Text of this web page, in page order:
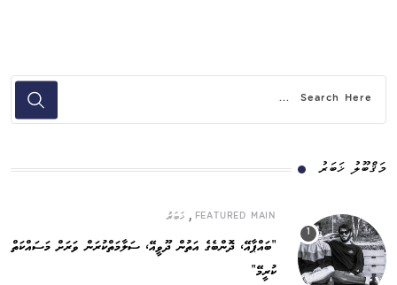
މަޤްބޫލު ޚަބަރު
FEATURED MAIN
, ޚަބަރު
”ބައްޕާއޭ، ދޮންބެގެ އަތުން ދޫވީއޭ، ސަލާމަތްކުރަން ވަރަށް މަސައްކަތް
ކުރީމޭ“